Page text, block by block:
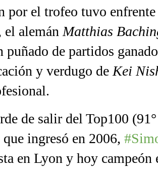
por el trofeo tuvo enfrente
el alemán Matthias
puñado de partidos
y verdugo de Kei
de salir del Top100
que ingresó en 2006,
en Lyon y hoy campeón